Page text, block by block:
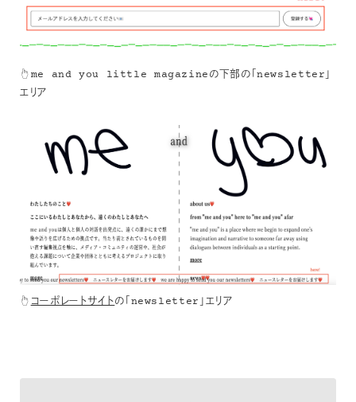
☝️me and you little magazineの下部の「newsletter」
エリア
☝️コーポレートサイトの「newsletter」エリア